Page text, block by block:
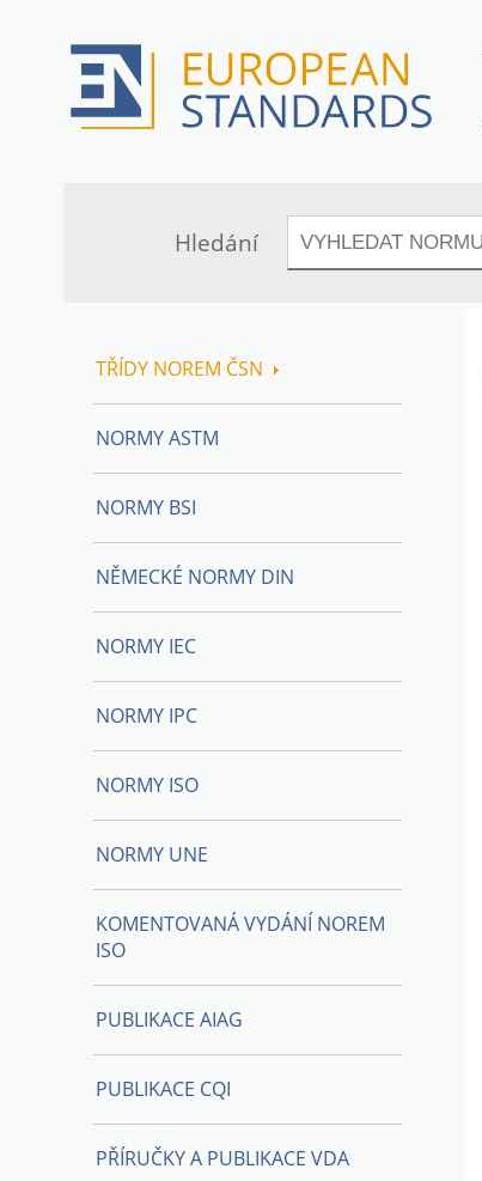
Hledání
TŘÍDY NOREM ČSN
NORMY ASTM
NORMY BSI
NĚMECKÉ NORMY DIN
NORMY IEC
NORMY IPC
NORMY ISO
NORMY UNE
KOMENTOVANÁ VYDÁNÍ NOREM
ISO
PUBLIKACE AIAG
PUBLIKACE CQI
PŘÍRUČKY A PUBLIKACE VDA